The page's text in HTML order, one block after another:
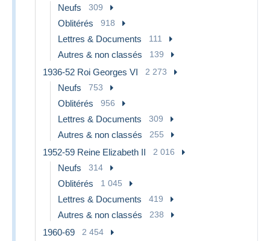
Neufs 309
Oblitérés 918
Lettres & Documents 111
Autres & non classés 139
1936-52 Roi Georges VI 2 273
Neufs 753
Oblitérés 956
Lettres & Documents 309
Autres & non classés 255
1952-59 Reine Elizabeth II 2 016
Neufs 314
Oblitérés 1 045
Lettres & Documents 419
Autres & non classés 238
1960-69 2 454